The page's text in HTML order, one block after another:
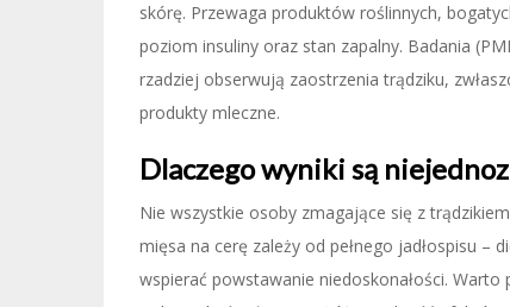
skórę. Przewaga produktów roślinnych,
poziom insuliny oraz stan zapalny. Badania
rzadziej obserwują zaostrzenia trądziku,
produkty mleczne.
Dlaczego wyniki są
Nie wszystkie osoby zmagające się z
mięsa na cerę zależy od pełnego jadłospisu
wspierać powstawanie niedoskonałości.